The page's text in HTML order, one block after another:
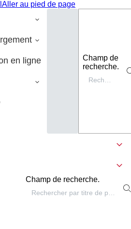
Aller au pied de page
en ligne
Champ de
recherche.
Champ de recherche.